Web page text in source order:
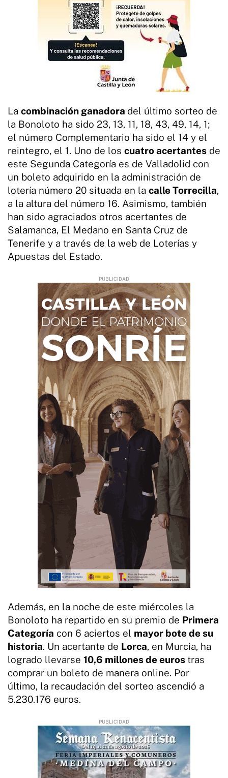
La combinación ganadora del último sorteo de
la Bonoloto ha sido 23, 13, 11, 18, 43, 49, 14, 1;
el número Complementario ha sido el 14 y el
reintegro, el 1. Uno de los cuatro acertantes de
este Segunda Categoría es de Valladolid con
un boleto adquirido en la administración de
lotería número 20 situada en la calle Torrecilla,
a la altura del número 16. Asimismo, también
han sido agraciados otros acertantes de
Salamanca, El Medano en Santa Cruz de
Tenerife y a través de la web de Loterías y
Apuestas del Estado.
Además, en la noche de este miércoles la
Bonoloto ha repartido en su premio de Primera
Categoría con 6 aciertos el mayor bote de su
historia. Un acertante de Lorca, en Murcia, ha
logrado llevarse 10,6 millones de euros tras
comprar un boleto de manera online. Por
último, la recaudación del sorteo ascendió a
5.230.176 euros.